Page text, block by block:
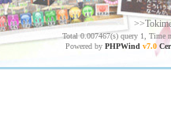
Total 0.007467(s) query 1, Time
Powered by PHPWind v7.0